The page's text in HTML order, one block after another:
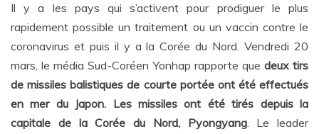
Il y a les pays qui s’activent pour prodiguer le plus
rapidement possible un traitement ou un vaccin contre le
coronavirus et puis il y a la Corée du Nord. Vendredi 20
mars, le média Sud-Coréen Yonhap rapporte que deux tirs
de missiles balistiques de courte portée ont été effectués
en mer du Japon. Les missiles ont été tirés depuis la
capitale de la Corée du Nord, Pyongyang. Le leader